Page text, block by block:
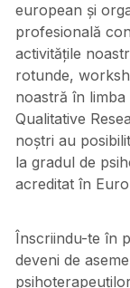
european și
profesională
activitățile
rotunde,
noastră în
Qualitative
noștri au
la gradul de
acreditat în
Înscriindu-te în
deveni de